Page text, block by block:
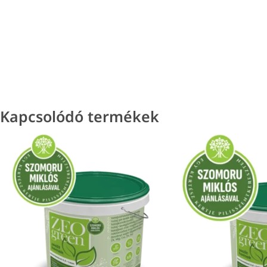
Kapcsolódó termékek